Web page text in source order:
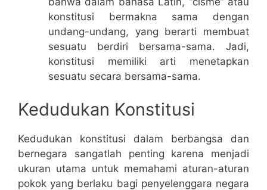
konstitusi bermakna sama dengan
undang-undang, yang berarti membuat
sesuatu berdiri bersama-sama. Jadi,
konstitusi memiliki arti menetapkan
sesuatu secara bersama-sama.
Kedudukan Konstitusi
Kedudukan konstitusi dalam berbangsa dan
bernegara sangatlah penting karena menjadi
ukuran utama untuk memahami aturan-aturan
pokok yang berlaku bagi penyelenggara negara